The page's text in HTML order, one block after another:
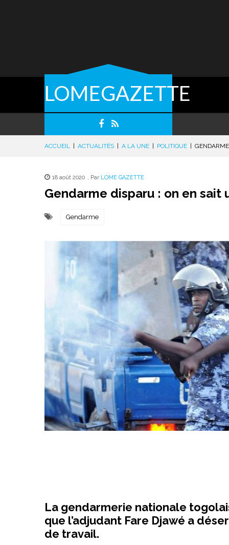
LOMEGAZETTE
ACCUEIL ACTUALITÉS A LA UNE POLITIQUE
18 août 2020 , Par LOME GAZETTE
Gendarme disparu : on en sait
Gendarme
La gendarmerie nationale
que l’adjudant Fare Djawé a
de travail.